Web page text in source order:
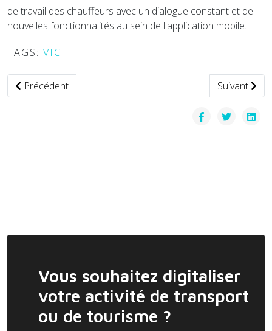
de travail des chauffeurs avec un dialogue constant et de
nouvelles fonctionnalités au sein de l'application mobile.
TAGS: VTC
Article précédent : Le spécialiste de l'autopartage
Précédent Article
Suivant
Vous souhaitez digitaliser
votre activité de transport
ou de tourisme ?